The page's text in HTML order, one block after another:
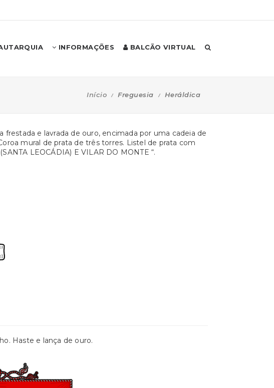
INFORMAÇÕES BALCÃO VIRTUAL
Início Freguesia Heráldica
e lavrada de ouro, encimada por uma cadeia de
mural de prata de três torres. Listel de prata com
LEOCÁDIA) E VILAR DO MONTE “.
Haste e lança de ouro.